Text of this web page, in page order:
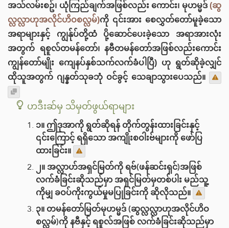
အသ်လမ်းစဥ်၊ ယုံကြည်ချက်အဖြစ်လည်း‌ ကောင်း၊ မုဟမ္မဒ်(ဆွ
လ္လလ္လာဟုအလိုင်ဟိဝစလ္လမ်)ကို ၎င်းအား စေလွှတ်တော်မူခဲ့သော
အရာများနှင့် ကျွန်ုပ်တို့ထံ ပို့ဆောင်ပေးခဲ့သော အရာအားလုံး
အတွက် ရစူလ်တမန်တော်၊ နဗီတမန်တော်အဖြစ်လည်းကောင်း
ကျွန်တော်မျိုး ကျေနပ်နှစ်သက်လက်ခံပါပြီ) ဟု ရွတ်ဆိုခဲ့လျှင်
ထိုသူအတွက် ဂျန္နတ်သုခဘုံ ဝင်ခွင့် သေချာသွားပေသည်။
ဟဒီးဆ်မှ သိမှတ်ဖွယ်ရာများ
၁။ ဤဒုအာကို ရွတ်ဆိုရန် တိုက်တွန်းထားခြင်းနှင့်
၎င်းကြောင့် ရရှိသော အကျိုးစဝါးဗ်များကို ဖော်ပြ
ထားခြင်း။
၂။ အလ္လာဟ်အရှင်မြတ်ကို ရဗ်(ဖန်ဆင်းရှင်)အဖြစ်
လက်ခံခြင်းဆိုသည်မှာ အရှင်မြတ်မှတစ်ပါး မည်သူ့
ကိုမျှ ခဝပ်ကိုးကွယ်မှုမပြုခြင်းကို ဆိုလိုသည်။
၃။ တမန်တော်မြတ်မုဟမ္မဒ် (ဆွလ္လလ္လာဟုအလိုင်ဟိဝ
စလ္လမ်)ကို နဗီနှင့် ရစူလ်အဖြစ် လက်ခံခြင်းဆိုသည်မှာ